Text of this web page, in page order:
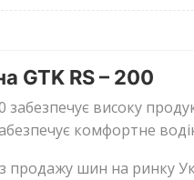
GTK RS – 200
високу
комфортне
з продажу шин на ринку